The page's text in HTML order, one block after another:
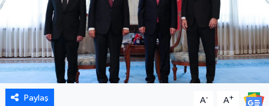
Paylaş A- A+